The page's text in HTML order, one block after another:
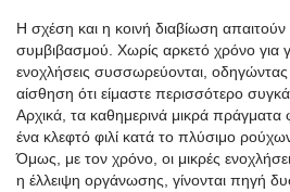
Η σχέση και η κοινή διαβίωση απαιτούν
συμβιβασμού. Χωρίς αρκετό χρόνο για
ενοχλήσεις συσσωρεύονται,
αίσθηση ότι είμαστε περισσότερο
Αρχικά, τα καθημερινά μικρά πράγματα
ένα κλεφτό φιλί κατά το πλύσιμο ρούχων
Όμως, με τον χρόνο, οι μικρές
η έλλειψη οργάνωσης, γίνονται πηγή